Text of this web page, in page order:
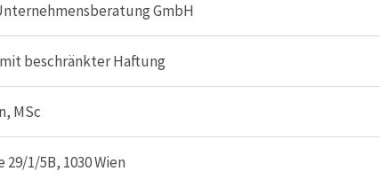
GmbH
beschränkter Haftung
MSc
1/5B, 1030 Wien